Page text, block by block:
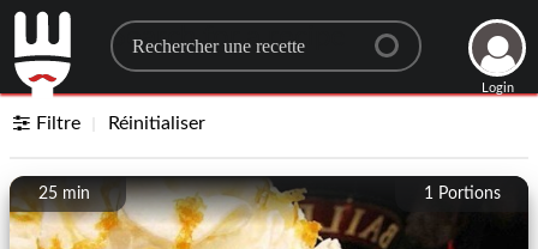
Search for a recipe
Login
Filtre Réinitialiser
1 Portions
25 min